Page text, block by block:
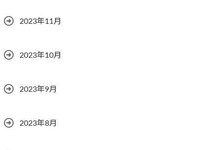
2023年11月
2023年10月
2023年9月
2023年8月